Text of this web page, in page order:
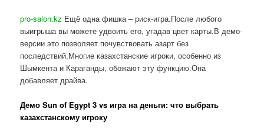
pro-salon.kz Ещё одна фишка – риск-игра.После любого
выигрыша вы можете удвоить его, угадав цвет карты.В демо-
версии это позволяет почувствовать азарт без
последствий.Многие казахстанские игроки, особенно из
Шымкента и Караганды, обожают эту функцию.Она
добавляет драйва.
Демо Sun of Egypt 3 vs игра на деньги: что выбрать
казахстанскому игроку